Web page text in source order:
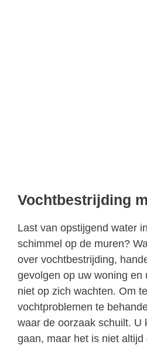
Vochtbestrijding
Last van opstijgend water
schimmel op de muren?
over vochtbestrijding,
gevolgen op uw woning en
niet op zich wachten. Om
vochtproblemen te
waar de oorzaak schuilt. U
gaan, maar het is niet